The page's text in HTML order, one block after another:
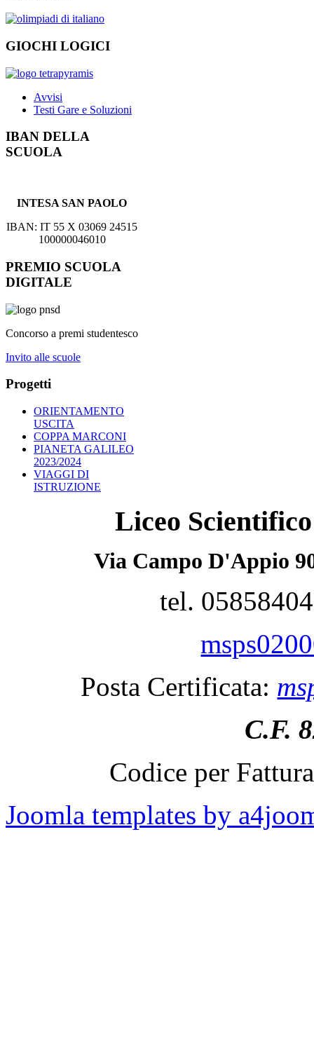
GIOCHI LOGICI
Avvisi
Testi Gare e Soluzioni
IBAN DELLA
SCUOLA
INTESA SAN PAOLO
IBAN: IT 55 X 03069 24515
100000046010
PREMIO SCUOLA
DIGITALE
Concorso a premi studentesco
Invito alle scuole
Progetti
ORIENTAMENTO
USCITA
COPPA MARCONI
PIANETA GALILEO
2023/2024
VIAGGI DI
ISTRUZIONE
Liceo
Via Campo D'Appio
tel.
Posta Certificata:
C.F.
Codice per
Joomla templates by